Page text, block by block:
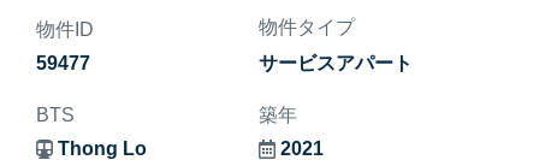
物件ID
59477
物件タイプ
サービスアパート
BTS
Thong Lo
築年
2021